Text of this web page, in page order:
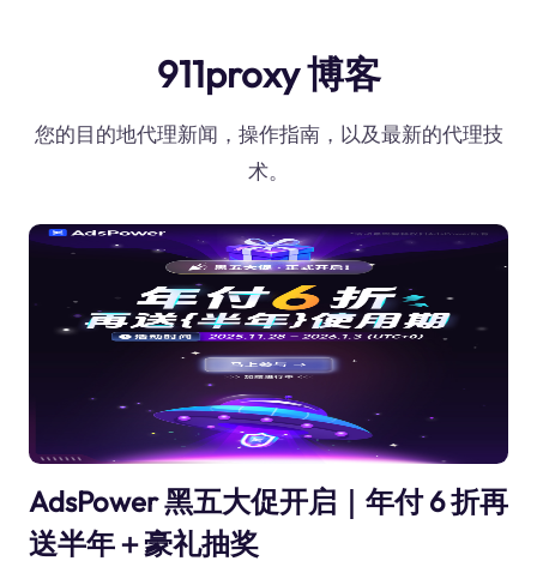
911proxy 博客
您的目的地代理新闻，操作指南，以及最新的代理技
术。
AdsPower 黑五大促开启｜年付 6 折再
送半年＋豪礼抽奖